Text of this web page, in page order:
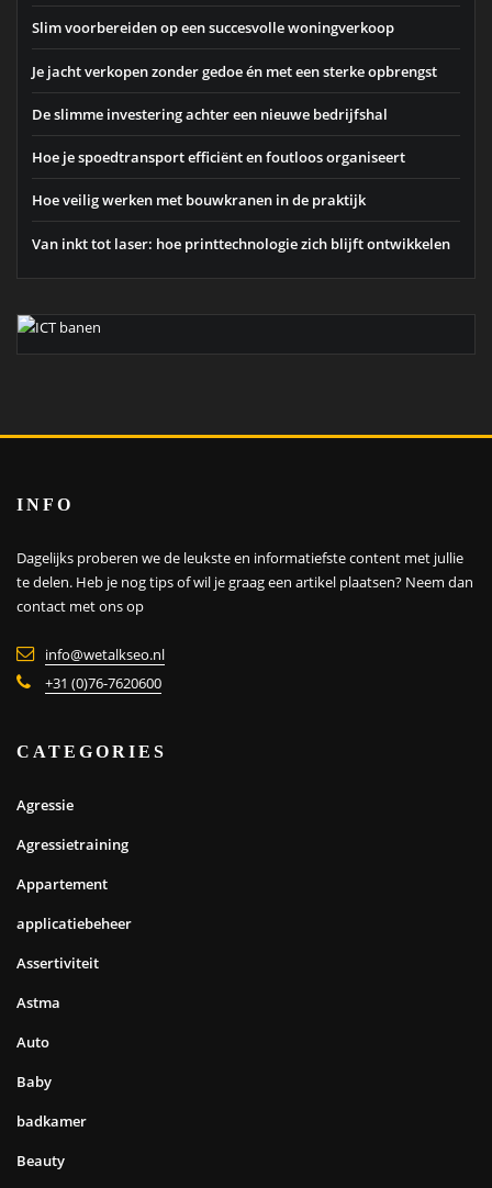
Slim voorbereiden op een succesvolle woningverkoop
Je jacht verkopen zonder gedoe én met een sterke opbrengst
De slimme investering achter een nieuwe bedrijfshal
Hoe je spoedtransport efficiënt en foutloos organiseert
Hoe veilig werken met bouwkranen in de praktijk
Van inkt tot laser: hoe printtechnologie zich blijft ontwikkelen
INFO
Dagelijks proberen we de leukste en informatiefste content met jullie
te delen. Heb je nog tips of wil je graag een artikel plaatsen? Neem dan
contact met ons op
info@wetalkseo.nl
+31 (0)76-7620600
CATEGORIES
Agressie
Agressietraining
Appartement
applicatiebeheer
Assertiviteit
Astma
Auto
Baby
badkamer
Beauty